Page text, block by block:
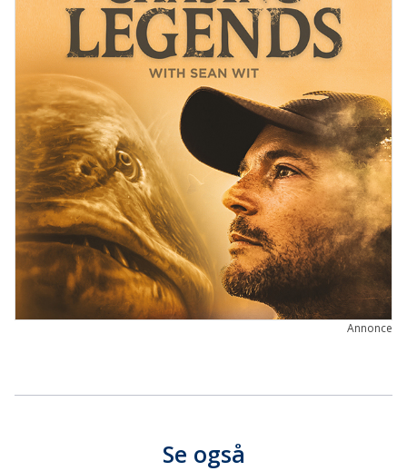
Annonce
Se også